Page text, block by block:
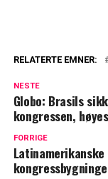
RELATERTE EMNER:
NESTE
Globo: Brasils
kongressen,
FORRIGE